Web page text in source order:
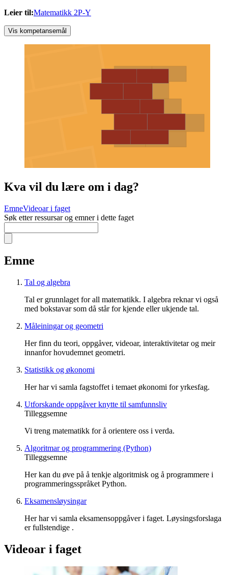
Leier til:Matematikk 2P-Y
Vis kompetansemål
Kva vil du lære om i dag?
EmneVideoar i faget
Søk etter ressursar og emner i dette faget
Emne
Tal og algebra
Tal er grunnlaget for all matematikk. I algebra reknar vi også
med bokstavar som då står for kjende eller ukjende tal.
Måleiningar og geometri
Her finn du teori, oppgåver, videoar, interaktivitetar og meir
innanfor hovudemnet geometri.
Statistikk og økonomi
Her har vi samla fagstoffet i temaet økonomi for yrkesfag.
Utforskande oppgåver knytte til samfunnsliv
Tilleggsemne
Vi treng matematikk for å orientere oss i verda.
Algoritmar og programmering (Python)
Tilleggsemne
Her kan du øve på å tenkje algoritmisk og å programmere i
programmeringsspråket Python.
Eksamensløysingar
Her har vi samla eksamensoppgåver i faget. Løysingsforslaga
er fullstendige .
Videoar i faget